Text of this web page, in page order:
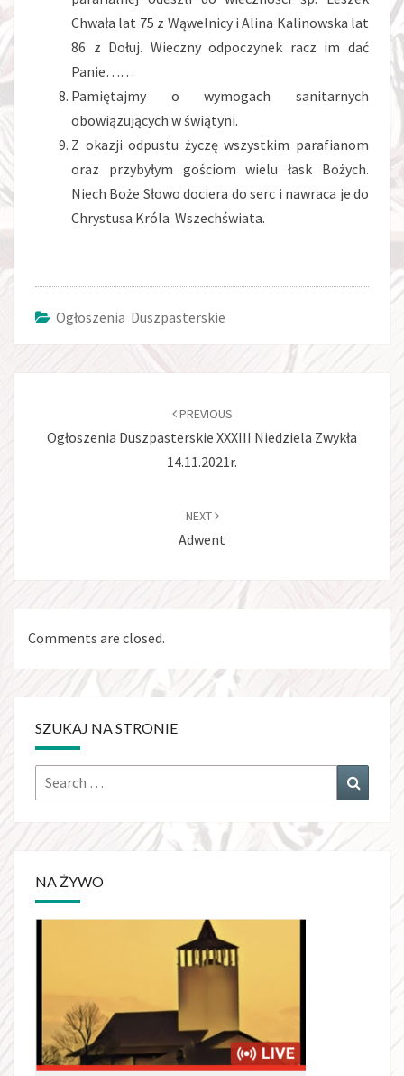
Chwała lat 75 z Wąwelnicy i Alina Kalinowska lat
86 z Dołuj. Wieczny odpoczynek racz im dać
Panie……
Pamiętajmy o wymogach sanitarnych
obowiązujących w świątyni.
Z okazji odpustu życzę wszystkim parafianom
oraz przybyłym gościom wielu łask Bożych.
Niech Boże Słowo dociera do serc i nawraca je do
Chrystusa Króla Wszechświata.
Ogłoszenia Duszpasterskie
PREVIOUS
Ogłoszenia Duszpasterskie XXXIII Niedziela Zwykła
14.11.2021r.
NEXT
Adwent
Comments are closed.
SZUKAJ NA STRONIE
Search
for:
NA ŻYWO